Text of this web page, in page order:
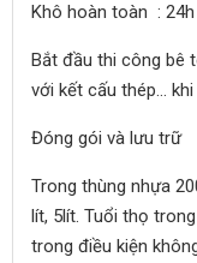
Khô hoàn toàn : 24h
Bắt đầu thi công bê
với kết cấu thép… khi
Đóng gói và lưu trữ
Trong thùng nhựa
lít, 5lít. Tuổi thọ
trong điều kiện